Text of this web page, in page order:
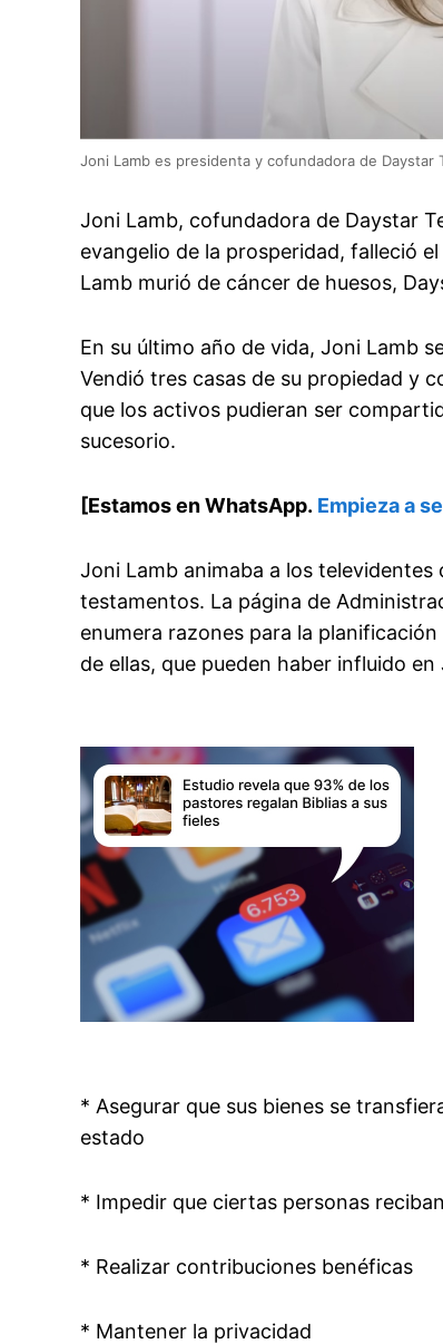
Joni Lamb es presidenta y cofundadora de Daystar
Joni Lamb, cofundadora de Daystar
evangelio de la prosperidad, falleció
Lamb murió de cáncer de huesos,
En su último año de vida, Joni Lamb
Vendió tres casas de su propiedad y
que los activos pudieran ser
sucesorio.
[Estamos en WhatsApp. Empieza a
Joni Lamb animaba a los
testamentos. La página de
enumera razones para la
de ellas, que pueden haber influido
* Asegurar que sus bienes se
estado
* Impedir que ciertas personas
* Realizar contribuciones benéficas
* Mantener la privacidad